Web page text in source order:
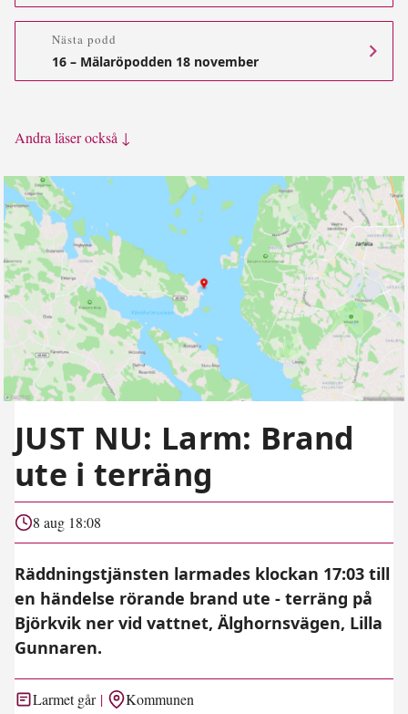
Nästa podd
16 – Mälaröpodden 18 november
Andra läser också ↓
JUST NU: Larm: Brand
ute i terräng
8 aug 18:08
Räddningstjänsten larmades klockan 17:03 till
en händelse rörande brand ute - terräng på
Björkvik ner vid vattnet, Älghornsvägen, Lilla
Gunnaren.
Larmet går Kommunen